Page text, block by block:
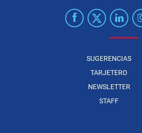
SUGERENCIAS
TARJETERO
NEWSLETTER
STAFF